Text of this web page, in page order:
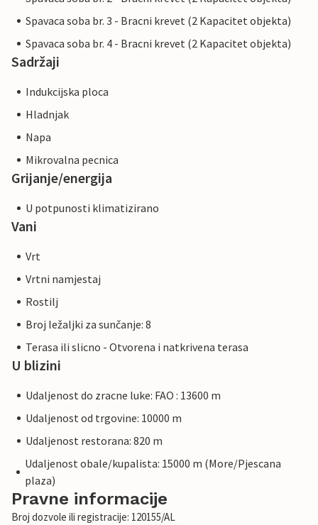
Spavaca soba br. 3 - Bracni krevet (2 Kapacitet objekta)
Spavaca soba br. 4 - Bracni krevet (2 Kapacitet objekta)
Sadržaji
Indukcijska ploca
Hladnjak
Napa
Mikrovalna pecnica
Grijanje/energija
U potpunosti klimatizirano
Vani
Vrt
Vrtni namjestaj
Rostilj
Broj ležaljki za sunčanje: 8
Terasa ili slicno - Otvorena i natkrivena terasa
U blizini
Udaljenost do zracne luke: FAO : 13600 m
Udaljenost od trgovine: 10000 m
Udaljenost restorana: 820 m
Udaljenost obale/kupalista: 15000 m (More/Pjescana
plaza)
Pravne informacije
Broj dozvole ili registracije: 120155/AL